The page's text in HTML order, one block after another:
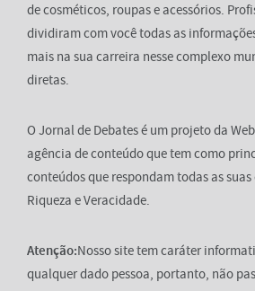
de cosméticos, roupas e acessórios.
dividiram com você todas as
mais na sua carreira nesse complexo
diretas.
O Jornal de Debates é um projeto da
agência de conteúdo que tem como
conteúdos que respondam todas as
Riqueza e Veracidade.
Atenção:Nosso site tem caráter
qualquer dado pessoa, portanto, não